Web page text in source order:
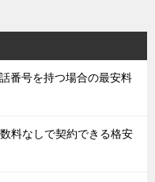
番号を持つ場合の最安料
料なしで契約できる格安